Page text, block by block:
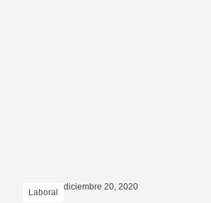
Laboral
diciembre 20, 2020